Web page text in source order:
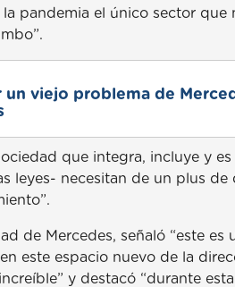
pandemia el único sector que
un viejo problema de
que integra, incluye y
leyes- necesitan de un plus de
de Mercedes, señaló “este
este espacio nuevo de la
y destacó “durante